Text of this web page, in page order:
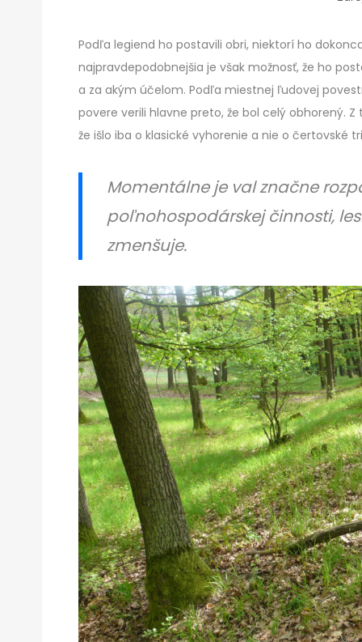
Podľa legiend ho postavili obri, niektorí ho
najpravdepodobnejšia je však možnosť, že ho
a za akým účelom. Podľa miestnej ľudovej
povere verili hlavne preto, že bol celý obhorený. Z
že išlo iba o klasické vyhorenie a nie o čertovské
Momentálne je val značne
poľnohospodárskej činnosti,
zmenšuje.